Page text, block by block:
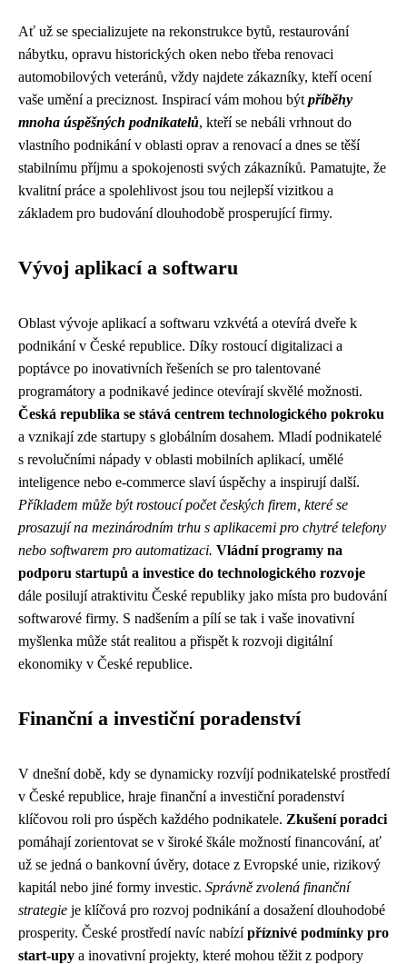
Ať už se specializujete na rekonstrukce bytů, restaurování
nábytku, opravu historických oken nebo třeba renovaci
automobilových veteránů, vždy najdete zákazníky, kteří ocení
vaše umění a preciznost. Inspirací vám mohou být příběhy
mnoha úspěšných podnikatelů, kteří se nebáli vrhnout do
vlastního podnikání v oblasti oprav a renovací a dnes se těší
stabilnímu příjmu a spokojenosti svých zákazníků. Pamatujte, že
kvalitní práce a spolehlivost jsou tou nejlepší vizitkou a
základem pro budování dlouhodobě prosperující firmy.
Vývoj aplikací a softwaru
Oblast vývoje aplikací a softwaru vzkvétá a otevírá dveře k
podnikání v České republice. Díky rostoucí digitalizaci a
poptávce po inovativních řešeních se pro talentované
programátory a podnikavé jedince otevírají skvělé možnosti.
Česká republika se stává centrem technologického pokroku
a vznikají zde startupy s globálním dosahem. Mladí podnikatelé
s revolučními nápady v oblasti mobilních aplikací, umělé
inteligence nebo e-commerce slaví úspěchy a inspirují další.
Příkladem může být rostoucí počet českých firem, které se
prosazují na mezinárodním trhu s aplikacemi pro chytré telefony
nebo softwarem pro automatizaci. Vládní programy na
podporu startupů a investice do technologického rozvoje
dále posilují atraktivitu České republiky jako místa pro budování
softwarové firmy. S nadšením a pílí se tak i vaše inovativní
myšlenka může stát realitou a přispět k rozvoji digitální
ekonomiky v České republice.
Finanční a investiční poradenství
V dnešní době, kdy se dynamicky rozvíjí podnikatelské prostředí
v České republice, hraje finanční a investiční poradenství
klíčovou roli pro úspěch každého podnikatele. Zkušení poradci
pomáhají zorientovat se v široké škále možností financování, ať
už se jedná o bankovní úvěry, dotace z Evropské unie, rizikový
kapitál nebo jiné formy investic. Správně zvolená finanční
strategie je klíčová pro rozvoj podnikání a dosažení dlouhodobé
prosperity. České prostředí navíc nabízípříznivé podmínky pro
start-upy a inovativní projekty, které mohou těžit z podpory